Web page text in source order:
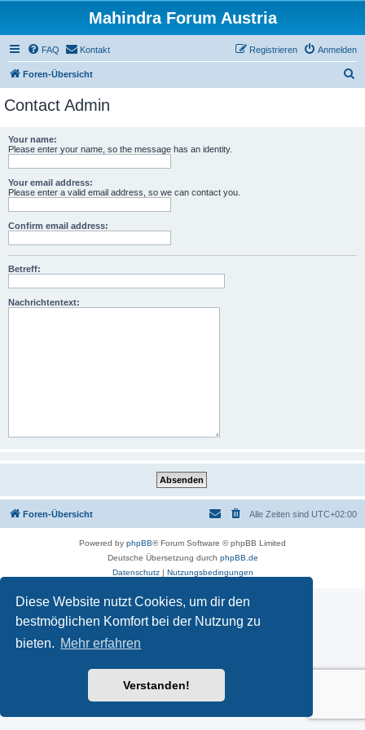
Diese Website nutzt Cookies, um dir den
bestmöglichen Komfort bei der Nutzung zu
bieten. Mehr erfahren
Verstanden!
Mahindra Forum Austria
FAQ Kontakt Anmelden
Registrieren
Foren-Übersicht
Contact Admin
Your name:
Please enter your name, so the message has an identity.
Your email address:
Please enter a valid email address, so we can contact you.
Confirm email address:
Betreff:
Nachrichtentext:
Foren-Übersicht Alle Zeiten sind UTC+02:00
Powered by phpBB® Forum Software © phpBB Limited
Deutsche Übersetzung durch phpBB.de
Datenschutz| Nutzungsbedingungen